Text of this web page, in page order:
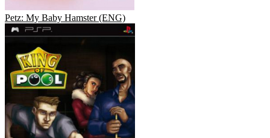
Petz: My Baby Hamster (ENG)